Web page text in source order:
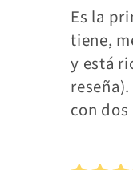
Es la
tiene,
y está
con